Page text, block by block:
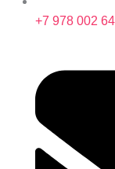
+7 978 002